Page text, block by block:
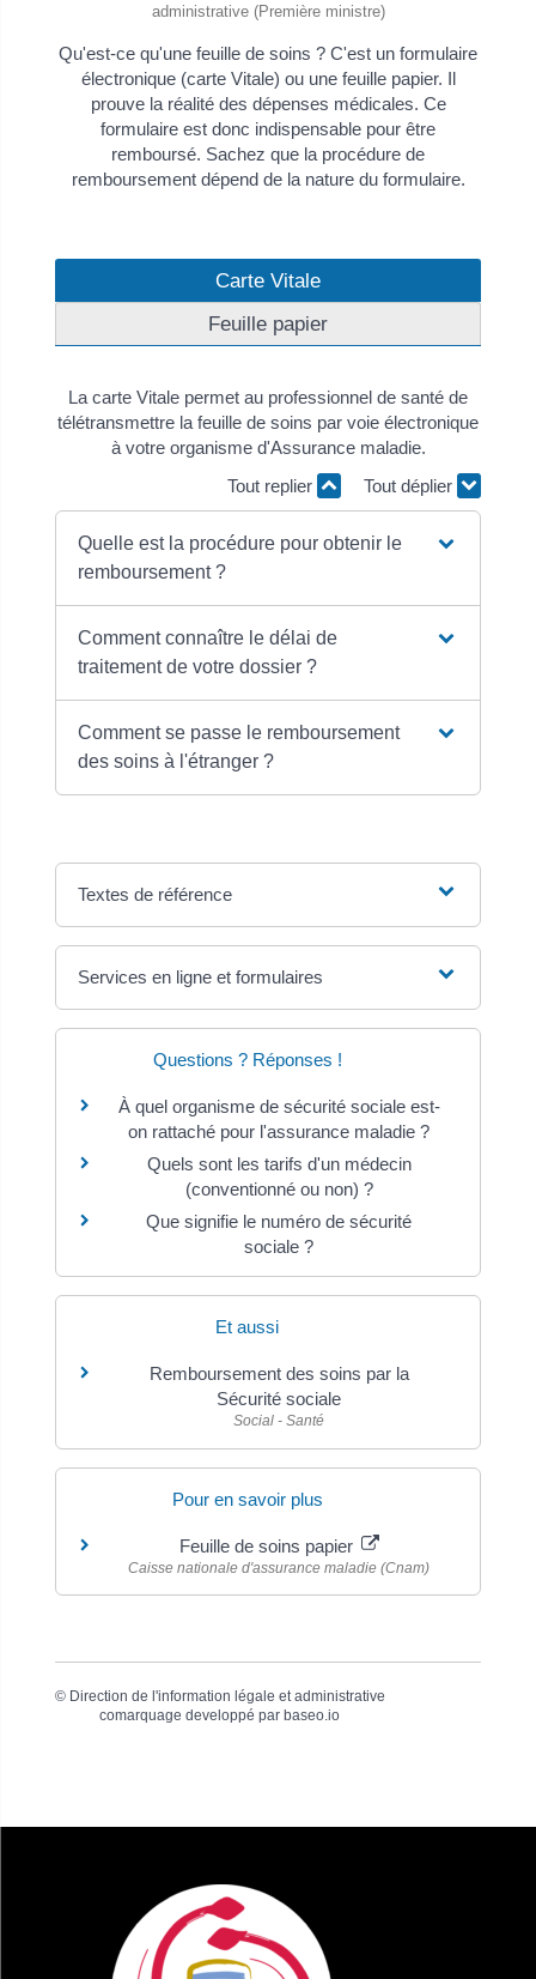
administrative (Première ministre)
Qu'est-ce qu'une feuille de soins ? C'est un formulaire
électronique (carte Vitale) ou une feuille papier. Il
prouve la réalité des dépenses médicales. Ce
formulaire est donc indispensable pour être
remboursé. Sachez que la procédure de
remboursement dépend de la nature du formulaire.
Carte Vitale
Feuille papier
La carte Vitale permet au professionnel de santé de
télétransmettre la feuille de soins par voie électronique
à votre organisme d'Assurance maladie.
Tout replier
Tout déplier
Quelle est la procédure pour obtenir le
remboursement ?
Comment connaître le délai de
traitement de votre dossier ?
Comment se passe le remboursement
des soins à l'étranger ?
Textes de référence
Services en ligne et formulaires
Questions ? Réponses !
À quel organisme de sécurité sociale est-
on rattaché pour l'assurance maladie ?
Quels sont les tarifs d'un médecin
(conventionné ou non) ?
Que signifie le numéro de sécurité
sociale ?
Et aussi
Remboursement des soins par la
Sécurité sociale
Social - Santé
Pour en savoir plus
Feuille de soins papier
Caisse nationale d'assurance maladie (Cnam)
© Direction de l'information légale et administrative
comarquage developpé parbaseo.io